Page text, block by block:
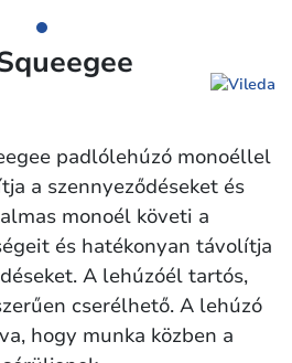
padlólehúzó monoéllel
a szennyeződéseket és
monoél követi a
és hatékonyan távolítja
A lehúzóél tartós,
cserélhető. A lehúzó
hogy munka közben a